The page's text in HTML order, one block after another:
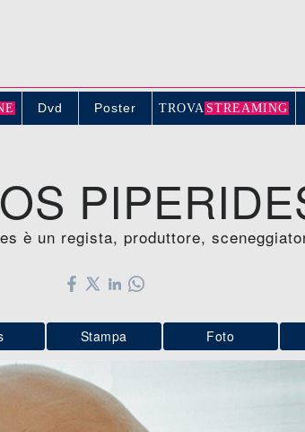
Dvd Poster TROVA STREAMING
è un regista, produttore,
Stampa Foto